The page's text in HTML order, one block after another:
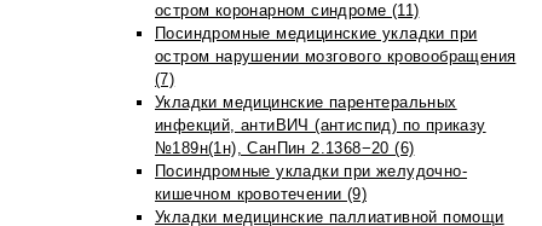
остром коронарном синдроме (11)
Посиндромные медицинские укладки при
остром нарушении мозгового кровообращения
(7)
Укладки медицинские парентеральных
инфекций, антиВИЧ (антиспид) по приказу
№189н(1н), СанПин 2.1368−20 (6)
Посиндромные укладки при желудочно-
кишечном кровотечении (9)
Укладки медицинские паллиативной помощи